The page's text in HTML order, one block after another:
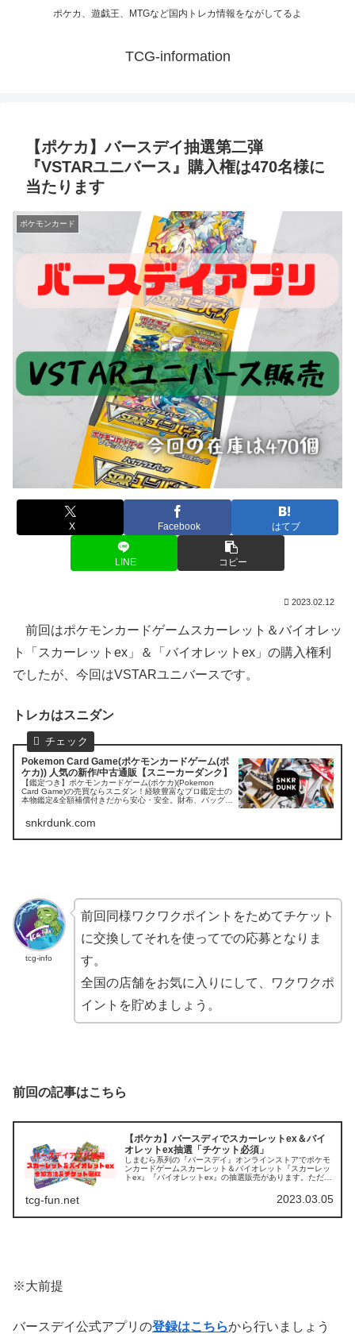
ポケカ、遊戯王、MTGなど国内トレカ情報をながしてるよ
TCG-information
【ポケカ】バースデイ抽選第二弾
『VSTARユニバース』購入権は470名様に
当たります
ポケモンカード
X Facebook はてブ
LINE コピー
2023.02.12
前回はポケモンカードゲームスカーレット＆バイオレッ
ト「スカーレットex」＆「バイオレットex」の購入権利
でしたが、今回はVSTARユニバースです。
トレカはスニダン
Pokemon Card Game(ポケモンカードゲーム(ポ
ケカ)) 人気の新作/中古通販【スニーカーダンク】
【鑑定つき】ポケモンカードゲーム(ポケカ)(Pokemon
Card Game)の売買ならスニダン！経験豊富なプロ鑑定士の
本物鑑定&全額補償付きだから安心・安全。財布、バッグ、
に人気の新品...
snkrdunk.com
tcg-info
前回同様ワクワクポイントをためてチケット
に交換してそれを使ってでの応募となりま
す。
全国の店舗をお気に入りにして、ワクワクポ
イントを貯めましょう。
前回の記事はこちら
【ポケカ】バースディでスカーレットex＆バイ
オレットex抽選「チケット必須」
しまむら系列の『バースデイ』オンラインストアでポケモ
ンカードゲームスカーレット＆バイオレット『スカーレッ
トex』『バイオレットex』の抽選販売があります。ただ、
tcg-fun.net 2023.03.05
※大前提
バースデイ公式アプリの登録はこちらから行いましょう